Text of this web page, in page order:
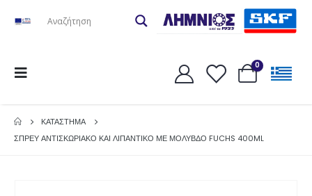
0
ΚΑΤΆΣΤΗΜΑ
ΣΠΡΕΥ ΑΝΤΙΣΚΩΡΙΑΚΟ ΚΑΙ ΛΙΠΑΝΤΙΚΟ ΜΕ ΜΟΛΥΒΔΟ FUCHS 400ML